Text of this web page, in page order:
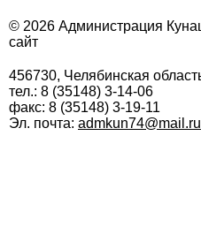
© 2026 Администрация
сайт
456730, Челябинская
тел.: 8 (35148) 3-14-06
факс: 8 (35148) 3-19-11
Эл. почта: admkun74@mail.ru